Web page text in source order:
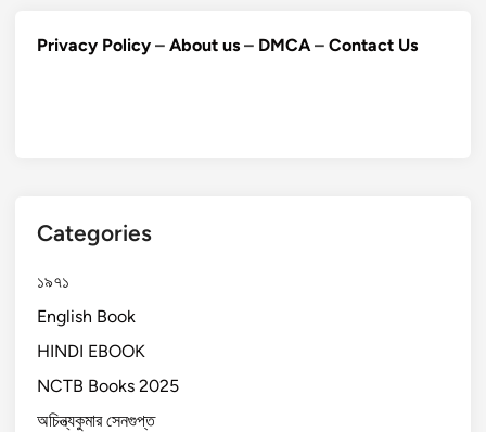
Privacy Policy – About us – DMCA – Contact Us
Categories
১৯৭১
English Book
HINDI EBOOK
NCTB Books 2025
অচিন্ত্যকুমার সেনগুপ্ত